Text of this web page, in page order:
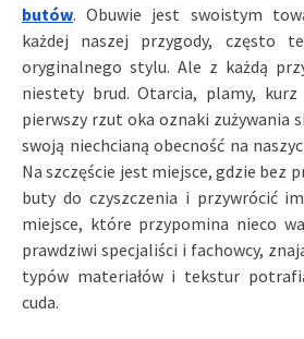
butów. Obuwie jest swoistym
każdej naszej przygody, często
oryginalnego stylu. Ale z każdą
niestety brud. Otarcia, plamy,
pierwszy rzut oka oznaki zużywania
swoją niechcianą obecność na
Na szczęście jest miejsce, gdzie bez
buty do czyszczenia i przywrócić
miejsce, które przypomina nieco
prawdziwi specjaliści i fachowcy,
typów materiałów i tekstur
cuda.